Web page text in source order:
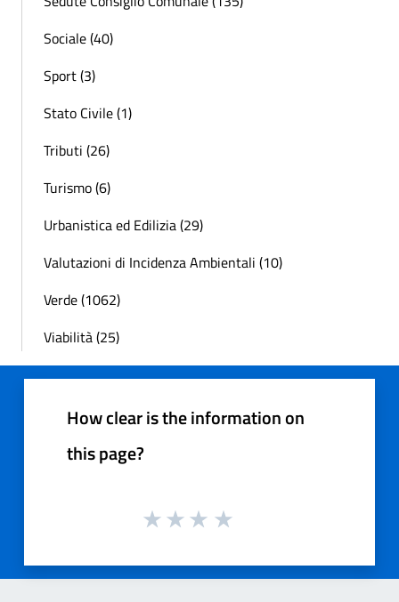
Sociale (40)
Sport (3)
Stato Civile (1)
Tributi (26)
Turismo (6)
Urbanistica ed Edilizia (29)
Valutazioni di Incidenza Ambientali (10)
Verde (1062)
Viabilità (25)
How clear is the information on
this page?